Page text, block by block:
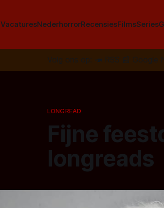
VacaturesNederhorrorRecensiesFilmsSeries
Volg ons op: 📣 RSS 📰 Google
LONGREAD
Fijne
longreads